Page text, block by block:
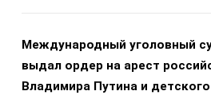
Международный уголовный
выдал ордер на арест
Владимира Путина и